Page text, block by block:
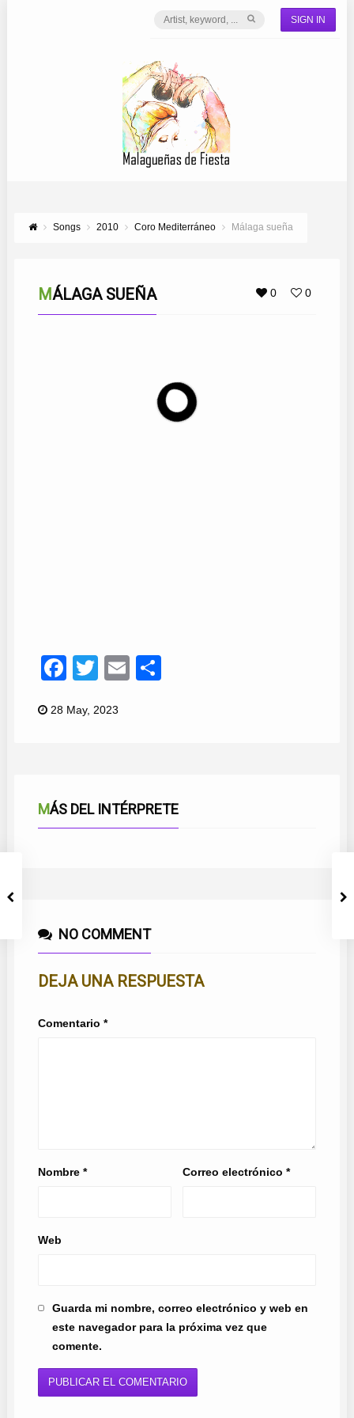
SIGN IN
Songs 2010 Coro Mediterráneo Málaga sueña
0 0
MÁLAGA SUEÑA
Facebook
TwitterEmail
28 May, 2023
MÁS DEL INTÉRPRETE
NO COMMENT
DEJA UNA RESPUESTA
Comentario *
Nombre * Correo electrónico*
Web
Guarda mi nombre, correo electrónico y web en
este navegador para la próxima vez que
comente.